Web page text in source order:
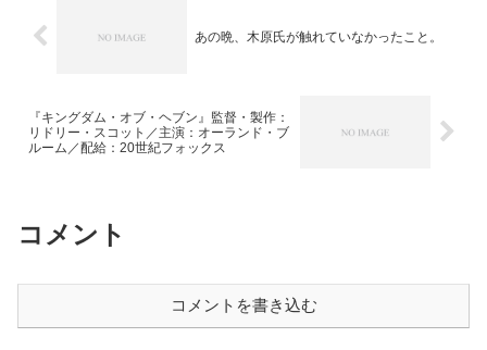
あの晩、木原氏が触れていなかったこと。
『キングダム・オブ・ヘブン』監督・製作：
リドリー・スコット／主演：オーランド・ブ
ルーム／配給：20世紀フォックス
コメント
コメントを書き込む